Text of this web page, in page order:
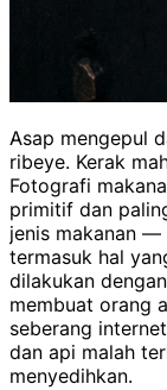
Asap mengepul
ribeye. Kerak
Fotografi
primitif dan
jenis makanan —
termasuk hal
dilakukan
membuat orang
seberang
dan api malah
menyedihkan.